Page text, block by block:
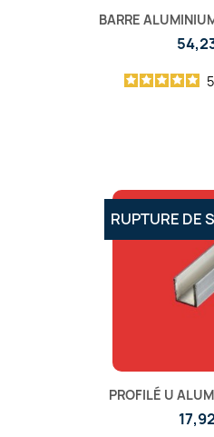
BARRE
5
PROFILÉ U
RUPTURE DE